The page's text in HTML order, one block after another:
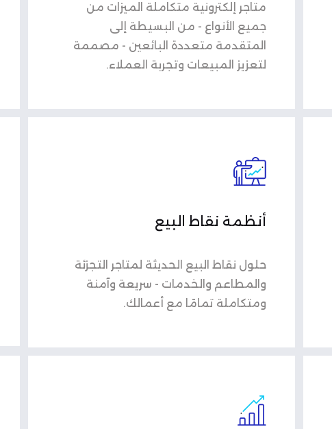
متاجر إلكترونية متكاملة الميزات من
جميع الأنواع - من البسيطة إلى
المتقدمة متعددة البائعين - مصممة
لتعزيز المبيعات وتجربة العملاء.
أنظمة نقاط البيع
حلول نقاط البيع الحديثة لمتاجر التجزئة
والمطاعم والخدمات - سريعة وآمنة
ومتكاملة تمامًا مع أعمالك.